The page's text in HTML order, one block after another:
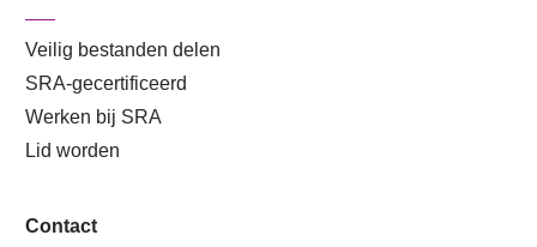
Veilig bestanden delen
SRA-gecertificeerd
Werken bij SRA
Lid worden
Contact